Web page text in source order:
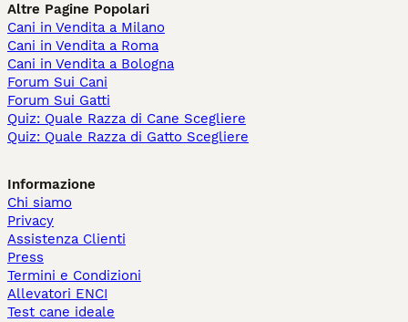
Altre Pagine Popolari
Cani in Vendita a Milano
Cani in Vendita a Roma
Cani in Vendita a Bologna
Forum Sui Cani
Forum Sui Gatti
Quiz: Quale Razza di Cane Scegliere
Quiz: Quale Razza di Gatto Scegliere
Informazione
Chi siamo
Privacy
Assistenza Clienti
Press
Termini e Condizioni
Allevatori ENCI
Test cane ideale